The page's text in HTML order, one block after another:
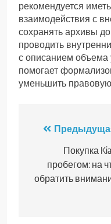
рекомендуется
взаимодействия с
сохранять архивы
проводить
с описанием объема
помогает
уменьшить
Навигация
записям
Покупка
пробегом: на
обратить